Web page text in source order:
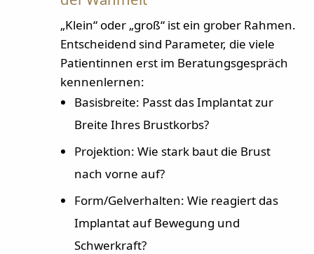
„Klein“ oder „groß“ ist ein grober Rahmen.
Entscheidend sind Parameter, die viele
Patientinnen erst im Beratungsgespräch
kennenlernen:
Basisbreite: Passt das Implantat zur
Breite Ihres Brustkorbs?
Projektion: Wie stark baut die Brust
nach vorne auf?
Form/Gelverhalten: Wie reagiert das
Implantat auf Bewegung und
Schwerkraft?